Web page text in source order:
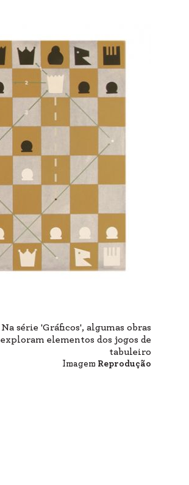
Na série 'Gráficos', algumas obras
exploram elementos dos jogos de
tabuleiro
Imagem Reprodução